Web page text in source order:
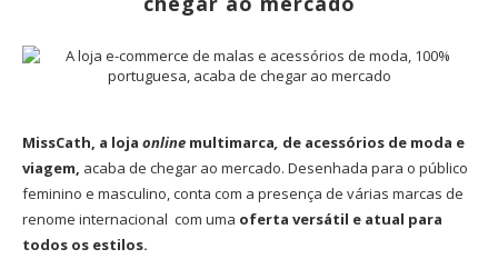
MissCath, a loja online multimarca, de acessórios de moda e
viagem, acaba de chegar ao mercado. Desenhada para o público
feminino e masculino, conta com a presença de várias marcas de
renome internacional com uma oferta versátil e atual para
todos os estilos.